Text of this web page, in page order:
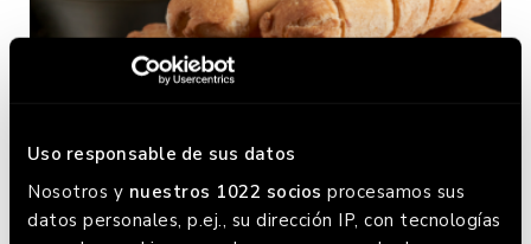
Uso responsable de sus datos
Nosotros y nuestros 1022 socios procesamos sus
datos personales, p.ej., su dirección IP, con tecnologías